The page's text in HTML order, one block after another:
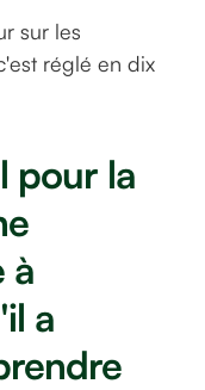
sur les
réglé en dix
pour la
à
a